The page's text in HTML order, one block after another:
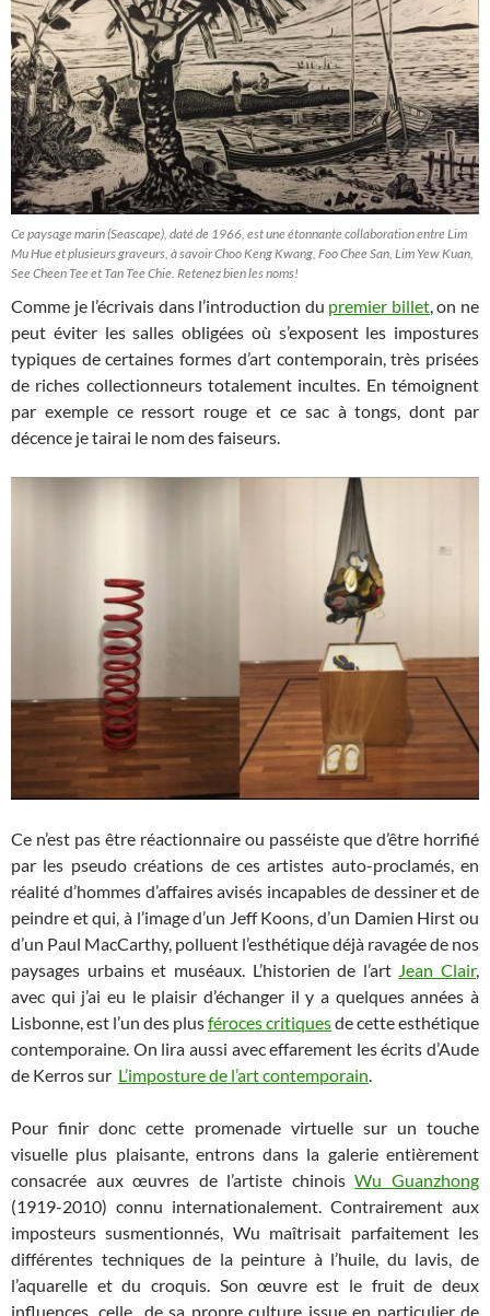
Ce paysage marin (Seascape), daté de 1966, est une étonnante collaboration entre Lim
Mu Hue et plusieurs graveurs, à savoir Choo Keng Kwang, Foo Chee San, Lim Yew Kuan,
See Cheen Tee et Tan Tee Chie. Retenez bien les noms!
Comme je l’écrivais dans l’introduction du premier billet, on ne
peut éviter les salles obligées où s’exposent les impostures
typiques de certaines formes d’art contemporain, très prisées
de riches collectionneurs totalement incultes. En témoignent
par exemple ce ressort rouge et ce sac à tongs, dont par
décence je tairai le nom des faiseurs.
Ce n’est pas être réactionnaire ou passéiste que d’être horrifié
par les pseudo créations de ces artistes auto-proclamés, en
réalité d’hommes d’affaires avisés incapables de dessiner et de
peindre et qui, à l’image d’un Jeff Koons, d’un Damien Hirst ou
d’un Paul MacCarthy, polluent l’esthétique déjà ravagée de nos
paysages urbains et muséaux. L’historien de l’art Jean Clair,
avec qui j’ai eu le plaisir d’échanger il y a quelques années à
Lisbonne, est l’un des plusféroces critiquesde cette esthétique
contemporaine. On lira aussi avec effarement les écrits d’Aude
de Kerros sur L’imposture de l’art contemporain.
Pour finir donc cette promenade virtuelle sur un touche
visuelle plus plaisante, entrons dans la galerie entièrement
consacrée aux œuvres de l’artiste chinoisWu Guanzhong
(1919-2010) connu internationalement. Contrairement aux
imposteurs susmentionnés, Wu maîtrisait parfaitement les
différentes techniques de la peinture à l’huile, du lavis, de
l’aquarelle et du croquis. Son œuvre est le fruit de deux
influences, celle de sa propre culture issue en particulier de